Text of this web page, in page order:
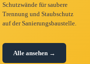
Schutzwände für saubere
Trennung und Staubschutz
auf der Sanierungsbaustelle.
Alle ansehen →